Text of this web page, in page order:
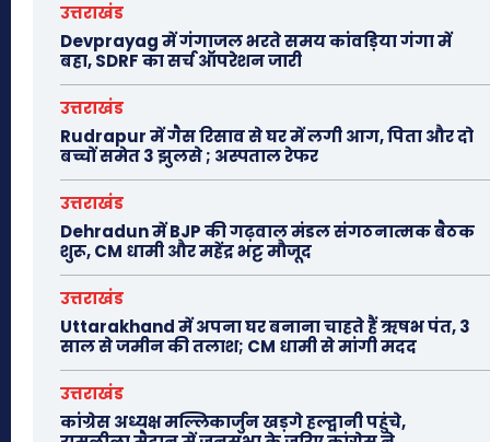
उत्तराखंड
Devprayag में गंगाजल भरते समय कांवड़िया गंगा में
बहा, SDRF का सर्च ऑपरेशन जारी
उत्तराखंड
Rudrapur में गैस रिसाव से घर में लगी आग, पिता और दो
बच्चों समेत 3 झुलसे ; अस्पताल रेफर
उत्तराखंड
Dehradun में BJP की गढ़वाल मंडल संगठनात्मक बैठक
शुरू, CM धामी और महेंद्र भट्ट मौजूद
उत्तराखंड
Uttarakhand में अपना घर बनाना चाहते हैं ऋषभ पंत, 3
साल से जमीन की तलाश; CM धामी से मांगी मदद
उत्तराखंड
कांग्रेस अध्यक्ष मल्लिकार्जुन खड़गे हल्द्वानी पहुंचे,